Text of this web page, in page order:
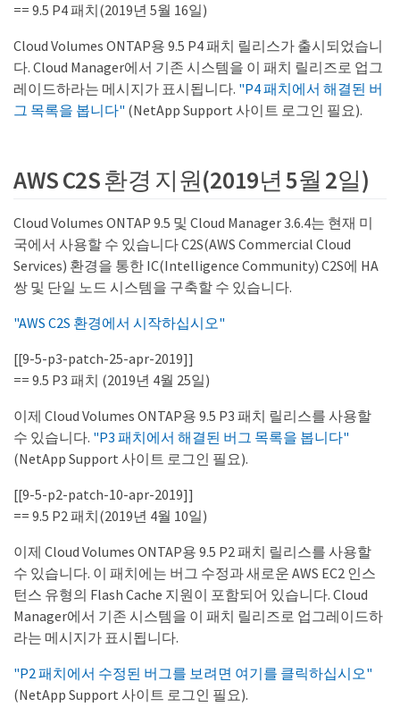
== 9.5 P4 패치(2019년 5월 16일)
Cloud Volumes ONTAP용 9.5 P4 패치 릴리스가 출시되었습니
다. Cloud Manager에서 기존 시스템을 이 패치 릴리즈로 업그
레이드하라는 메시지가 표시됩니다. "P4 패치에서 해결된 버
그 목록을 봅니다" (NetApp Support 사이트 로그인 필요).
AWS C2S 환경 지원(2019년 5월 2일)
Cloud Volumes ONTAP 9.5 및 Cloud Manager 3.6.4는 현재 미
국에서 사용할 수 있습니다 C2S(AWS Commercial Cloud
Services) 환경을 통한 IC(Intelligence Community) C2S에 HA
쌍 및 단일 노드 시스템을 구축할 수 있습니다.
"AWS C2S 환경에서 시작하십시오"
[[9-5-p3-patch-25-apr-2019]]
== 9.5 P3 패치 (2019년 4월 25일)
이제 Cloud Volumes ONTAP용 9.5 P3 패치 릴리스를 사용할
수 있습니다. "P3 패치에서 해결된 버그 목록을 봅니다"
(NetApp Support 사이트 로그인 필요).
[[9-5-p2-patch-10-apr-2019]]
== 9.5 P2 패치(2019년 4월 10일)
이제 Cloud Volumes ONTAP용 9.5 P2 패치 릴리스를 사용할
수 있습니다. 이 패치에는 버그 수정과 새로운 AWS EC2 인스
턴스 유형의 Flash Cache 지원이 포함되어 있습니다. Cloud
Manager에서 기존 시스템을 이 패치 릴리즈로 업그레이드하
라는 메시지가 표시됩니다.
"P2 패치에서 수정된 버그를 보려면 여기를 클릭하십시오"
(NetApp Support 사이트 로그인 필요).